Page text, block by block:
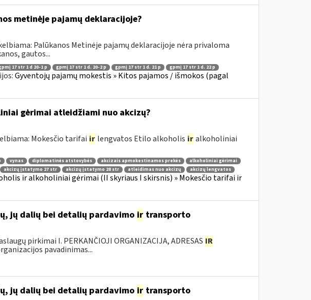
metinėje pajamų deklaracijoje?
Palūkanos Metinėje pajamų deklaracijoje nėra privaloma
gautos...
17 str 1 d 20-1 p gpmį 17 str 1 d. 20-2 p gpmį 17 str 1 d. 21 p
gpmį 17 str 1 d. 22 p
Gyventojų pajamų mokestis » Kitos pajamos / išmokos (pagal
gėrimai atleidžiami nuo akcizų?
Mokesčio tarifai ir lengvatos Etilo alkoholis ir alkoholiniai
vynas diplomatinės atstovybės akcizais apmokestinamos prekės
alkoholiniai gėrimai
akcizų įstatymo 27 str akcizų įstatymo 28 str atleidimas nuo akcizų akcizų lengvatos
ir alkoholiniai gėrimai (II skyriaus I skirsnis) » Mokesčio tarifai ir
jų dalių bei detalių pardavimo irtransporto
pirkimai I. PERKANČIOJI ORGANIZACIJA, ADRESAS IR
pavadinimas...
jų dalių bei detalių pardavimo irtransporto